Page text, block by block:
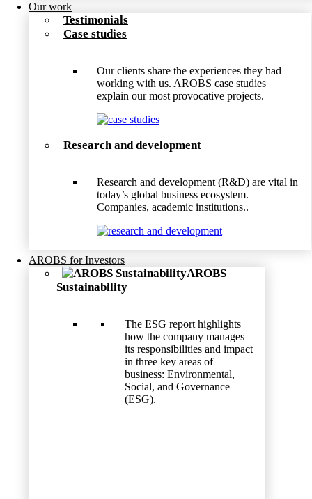
Our work
Testimonials
Case studies
Our clients share the experiences they had
working with us. AROBS case studies
explain our most provocative projects.
Research and development
Research and development (R&D) are vital in
today’s global business ecosystem.
Companies, academic institutions..
AROBS for Investors
AROBS
Sustainability
The ESG report highlights
how the company manages
its responsibilities and impact
in three key areas of
business: Environmental,
Social, and Governance
(ESG).